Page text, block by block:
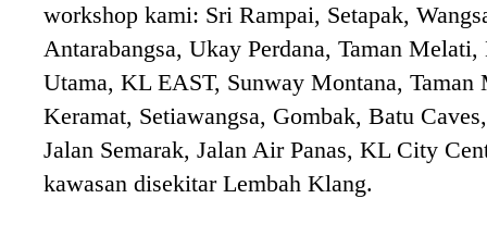
workshop kami: Sri Rampai, Setapak,
Antarabangsa, Ukay Perdana, Taman
Utama, KL EAST, Sunway Montana,
Keramat, Setiawangsa, Gombak, Batu
Jalan Semarak, Jalan Air Panas, KL City
kawasan disekitar Lembah Klang.